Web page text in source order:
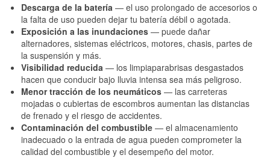
Descarga de la batería — el uso prolongado de accesorios o
la falta de uso pueden dejar tu batería débil o agotada.
Exposición a las inundaciones — puede dañar
alternadores, sistemas eléctricos, motores, chasis, partes de
la suspensión y más.
Visibilidad reducida — los limpiaparabrisas desgastados
hacen que conducir bajo lluvia intensa sea más peligroso.
Menor tracción de los neumáticos — las carreteras
mojadas o cubiertas de escombros aumentan las distancias
de frenado y el riesgo de accidentes.
Contaminación del combustible — el almacenamiento
inadecuado o la entrada de agua pueden comprometer la
calidad del combustible y el desempeño del motor.